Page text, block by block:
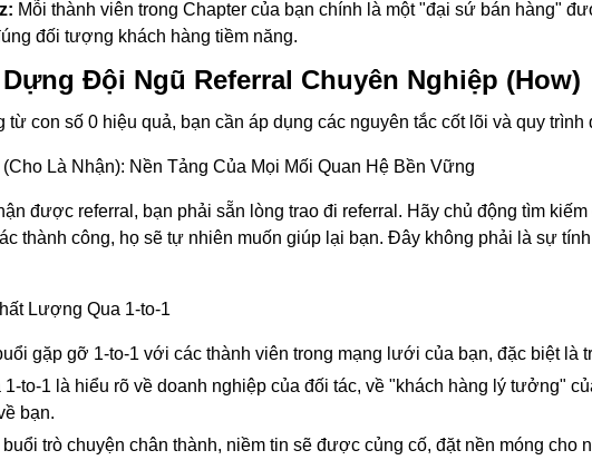
Mỗi thành viên trong Chapter của bạn chính là một "đại sứ bán hàng"
đối tượng khách hàng tiềm năng.
Đội Ngũ Referral Chuyên Nghiệp (How)
con số 0 hiệu quả, bạn cần áp dụng các nguyên tắc cốt lõi và quy
Là Nhận): Nền Tảng Của Mọi Mối Quan Hệ Bền Vững
được referral, bạn phải sẵn lòng trao đi referral. Hãy chủ động tìm
thành công, họ sẽ tự nhiên muốn giúp lại bạn. Đây không phải là sự
Lượng Qua 1-to-1
gặp gỡ 1-to-1 với các thành viên trong mạng lưới của bạn, đặc biệt là
1-to-1 là hiểu rõ về doanh nghiệp của đối tác, về "khách hàng lý tưởng"
bạn.
trò chuyện chân thành, niềm tin sẽ được củng cố, đặt nền móng cho